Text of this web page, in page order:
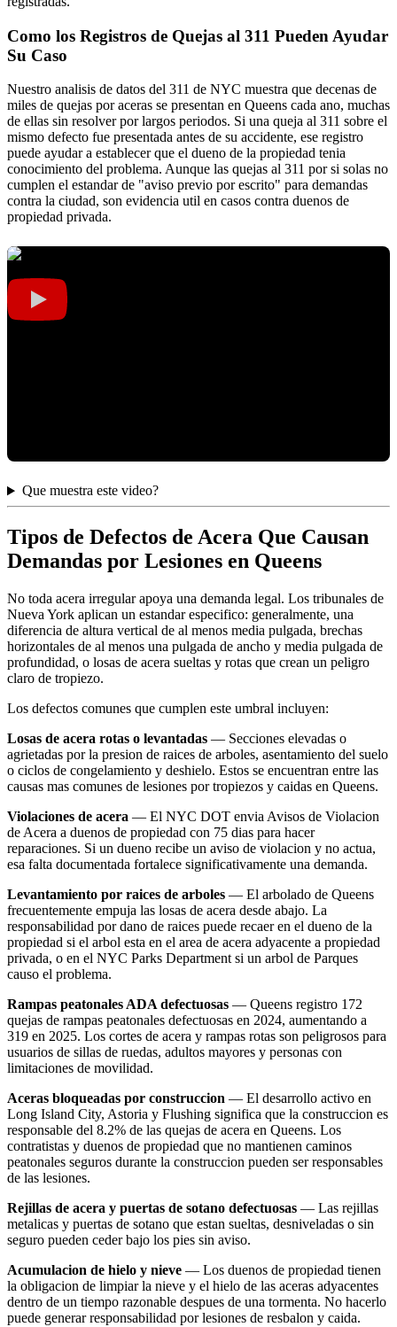
Como los Registros de Quejas al 311 Pueden Ayudar
Su Caso
Nuestro analisis de datos del 311 de NYC muestra que decenas de
miles de quejas por aceras se presentan en Queens cada ano, muchas
de ellas sin resolver por largos periodos. Si una queja al 311 sobre el
mismo defecto fue presentada antes de su accidente, ese registro
puede ayudar a establecer que el dueno de la propiedad tenia
conocimiento del problema. Aunque las quejas al 311 por si solas no
cumplen el estandar de "aviso previo por escrito" para demandas
contra la ciudad, son evidencia util en casos contra duenos de
propiedad privada.
Que muestra este video?
Tipos de Defectos de Acera Que Causan
Demandas por Lesiones en Queens
No toda acera irregular apoya una demanda legal. Los tribunales de
Nueva York aplican un estandar especifico: generalmente, una
diferencia de altura vertical de al menos media pulgada, brechas
horizontales de al menos una pulgada de ancho y media pulgada de
profundidad, o losas de acera sueltas y rotas que crean un peligro
claro de tropiezo.
Los defectos comunes que cumplen este umbral incluyen:
Losas de acera rotas o levantadas — Secciones elevadas o
agrietadas por la presion de raices de arboles, asentamiento del suelo
o ciclos de congelamiento y deshielo. Estos se encuentran entre las
causas mas comunes de lesiones por tropiezos y caidas en Queens.
Violaciones de acera — El NYC DOT envia Avisos de Violacion
de Acera a duenos de propiedad con 75 dias para hacer
reparaciones. Si un dueno recibe un aviso de violacion y no actua,
esa falta documentada fortalece significativamente una demanda.
Levantamiento por raices de arboles — El arbolado de Queens
frecuentemente empuja las losas de acera desde abajo. La
responsabilidad por dano de raices puede recaer en el dueno de la
propiedad si el arbol esta en el area de acera adyacente a propiedad
privada, o en el NYC Parks Department si un arbol de Parques
causo el problema.
Rampas peatonales ADA defectuosas — Queens registro 172
quejas de rampas peatonales defectuosas en 2024, aumentando a
319 en 2025. Los cortes de acera y rampas rotas son peligrosos para
usuarios de sillas de ruedas, adultos mayores y personas con
limitaciones de movilidad.
Aceras bloqueadas por construccion — El desarrollo activo en
Long Island City, Astoria y Flushing significa que la construccion es
responsable del 8.2% de las quejas de acera en Queens. Los
contratistas y duenos de propiedad que no mantienen caminos
peatonales seguros durante la construccion pueden ser responsables
de las lesiones.
Rejillas de acera y puertas de sotano defectuosas — Las rejillas
metalicas y puertas de sotano que estan sueltas, desniveladas o sin
seguro pueden ceder bajo los pies sin aviso.
Acumulacion de hielo y nieve — Los duenos de propiedad tienen
la obligacion de limpiar la nieve y el hielo de las aceras adyacentes
dentro de un tiempo razonable despues de una tormenta. No hacerlo
puede generar responsabilidad por lesiones de resbalon y caida.